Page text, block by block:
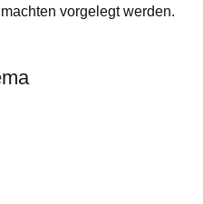
vorgelegt werden.